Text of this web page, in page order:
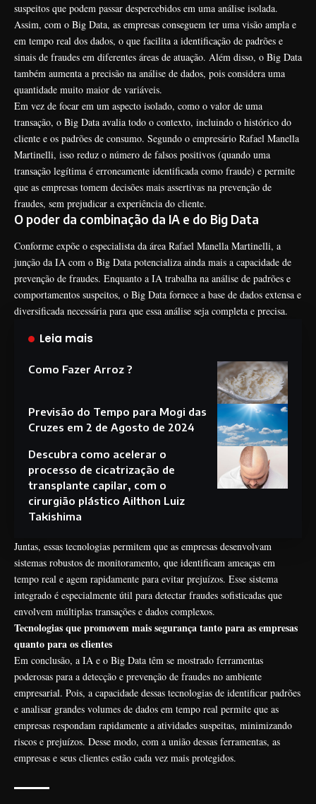
suspeitos que podem passar despercebidos em uma análise isolada.
Assim, com o Big Data, as empresas conseguem ter uma visão ampla e
em tempo real dos dados, o que facilita a identificação de padrões e
sinais de fraudes em diferentes áreas de atuação. Além disso, o Big Data
também aumenta a precisão na análise de dados, pois considera uma
quantidade muito maior de variáveis.
Em vez de focar em um aspecto isolado, como o valor de uma
transação, o Big Data avalia todo o contexto, incluindo o histórico do
cliente e os padrões de consumo. Segundo o empresário Rafael Manella
Martinelli, isso reduz o número de falsos positivos (quando uma
transação legítima é erroneamente identificada como fraude) e permite
que as empresas tomem decisões mais assertivas na prevenção de
fraudes, sem prejudicar a experiência do cliente.
O poder da combinação da IA e do Big Data
Conforme expõe o especialista da área Rafael Manella Martinelli, a
junção da IA com o Big Data potencializa ainda mais a capacidade de
prevenção de fraudes. Enquanto a IA trabalha na análise de padrões e
comportamentos suspeitos, o Big Data fornece a base de dados extensa e
diversificada necessária para que essa análise seja completa e precisa.
Leia mais
Como Fazer Arroz ?
Previsão do Tempo para Mogi das
Cruzes em 2 de Agosto de 2024
Descubra como acelerar o
processo de cicatrização de
transplante capilar, com o
cirurgião plástico Ailthon Luiz
Takishima
Juntas, essas tecnologias permitem que as empresas desenvolvam
sistemas robustos de monitoramento, que identificam ameaças em
tempo real e agem rapidamente para evitar prejuízos. Esse sistema
integrado é especialmente útil para detectar fraudes sofisticadas que
envolvem múltiplas transações e dados complexos.
Tecnologias que promovem mais segurança tanto para as empresas
quanto para os clientes
Em conclusão, a IA e o Big Data têm se mostrado ferramentas
poderosas para a detecção e prevenção de fraudes no ambiente
empresarial. Pois, a capacidade dessas tecnologias de identificar padrões
e analisar grandes volumes de dados em tempo real permite que as
empresas respondam rapidamente a atividades suspeitas, minimizando
riscos e prejuízos. Desse modo, com a união dessas ferramentas, as
empresas e seus clientes estão cada vez mais protegidos.